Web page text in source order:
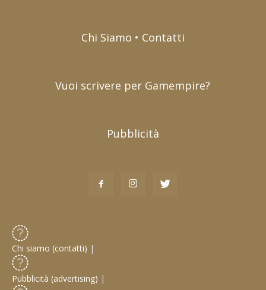
Chi Siamo • Contatti
Vuoi scrivere per Gamempire?
Pubblicità
Chi siamo (contatti) |
Pubblicità (advertising) |